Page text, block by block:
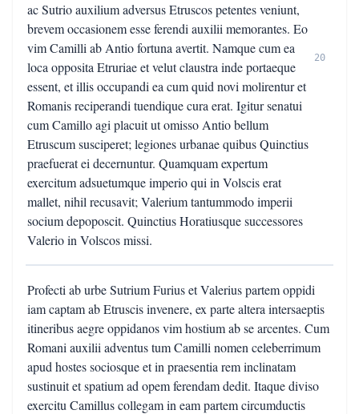
ac Sutrio auxilium adversus Etruscos petentes veniunt,
brevem occasionem esse ferendi auxilii memorantes. Eo
vim Camilli ab Antio fortuna avertit. Namque cum ea
loca opposita Etruriae et velut claustra inde portaeque
essent, et illis occupandi ea cum quid novi molirentur et
Romanis reciperandi tuendique cura erat. Igitur senatui
cum Camillo agi placuit ut omisso Antio bellum
Etruscum susciperet; legiones urbanae quibus Quinctius
praefuerat ei decernuntur. Quamquam expertum
exercitum adsuetumque imperio qui in Volscis erat
mallet, nihil recusavit; Valerium tantummodo imperii
socium depoposcit. Quinctius Horatiusque successores
Valerio in Volscos missi.
20
Profecti ab urbe Sutrium Furius et Valerius partem oppidi
iam captam ab Etruscis invenere, ex parte altera intersaeptis
itineribus aegre oppidanos vim hostium ab se arcentes. Cum
Romani auxilii adventus tum Camilli nomen celeberrimum
apud hostes sociosque et in praesentia rem inclinatam
sustinuit et spatium ad opem ferendam dedit. Itaque diviso
exercitu Camillus collegam in eam partem circumductis